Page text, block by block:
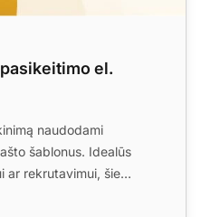
el.
naudodami
šablonus. Idealūs
ar rekrutavimui, šie